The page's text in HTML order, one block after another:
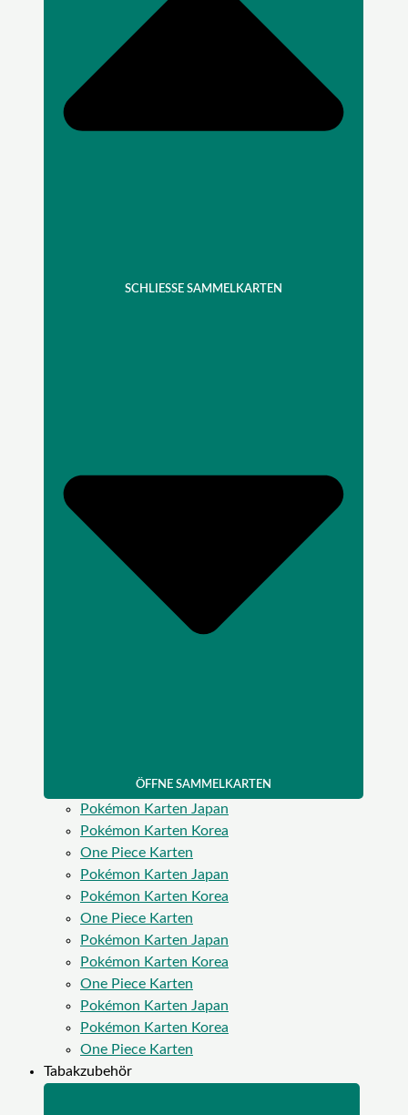
SCHLIESSE SAMMELKARTEN
ÖFFNE SAMMELKARTEN
Pokémon Karten Japan
Pokémon Karten Korea
One Piece Karten
Pokémon Karten Japan
Pokémon Karten Korea
One Piece Karten
Pokémon Karten Japan
Pokémon Karten Korea
One Piece Karten
Pokémon Karten Japan
Pokémon Karten Korea
One Piece Karten
Tabakzubehör